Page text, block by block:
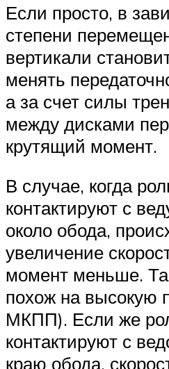
Если просто, в
степени
вертикали
менять
а за счет силы
между дисками
крутящий момент.
В случае, когда
контактируют с
около обода,
увеличение
момент меньше.
похож на высокую
МКПП). Если же
контактируют с
краю обода,